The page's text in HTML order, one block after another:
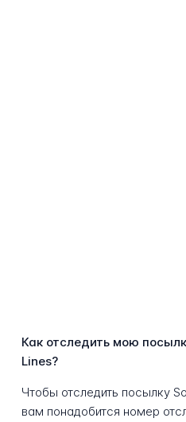
Как отследить мою
Lines?
Чтобы отследить посылку
вам понадобится номер